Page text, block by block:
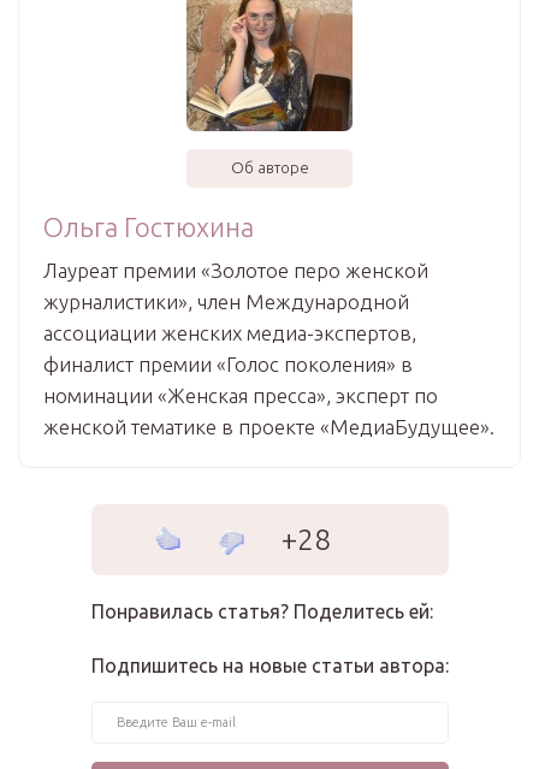
Об авторе
Ольга Гостюхина
Лауреат премии «Золотое перо женской
журналистики», член Международной
ассоциации женских медиа-экспертов,
финалист премии «Голос поколения» в
номинации «Женская пресса», эксперт по
женской тематике в проекте «МедиаБудущее».
+28
Понравилась статья? Поделитесь ей:
Подпишитесь на новые статьи автора: